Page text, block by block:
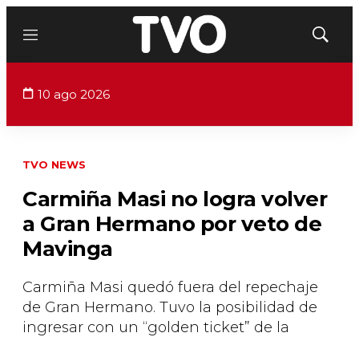
Menú
Mostrar
10 ago 2026
TVO NEWS
Carmiña Masi no logra volver
a Gran Hermano por veto de
Mavinga
Carmiña Masi quedó fuera del repechaje
de Gran Hermano. Tuvo la posibilidad de
ingresar con un “golden ticket” de la